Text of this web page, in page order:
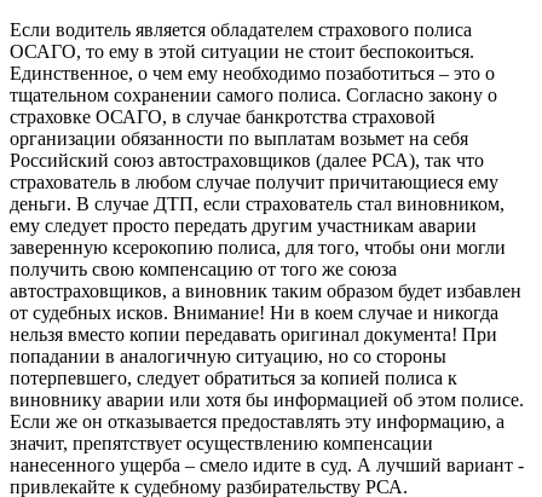
Если водитель является обладателем страхового полиса
ОСАГО, то ему в этой ситуации не стоит беспокоиться.
Единственное, о чем ему необходимо позаботиться – это о
тщательном сохранении самого полиса. Согласно закону о
страховке ОСАГО, в случае банкротства страховой
организации обязанности по выплатам возьмет на себя
Российский союз автостраховщиков (далее РСА), так что
страхователь в любом случае получит причитающиеся ему
деньги. В случае ДТП, если страхователь стал виновником,
ему следует просто передать другим участникам аварии
заверенную ксерокопию полиса, для того, чтобы они могли
получить свою компенсацию от того же союза
автостраховщиков, а виновник таким образом будет избавлен
от судебных исков. Внимание! Ни в коем случае и никогда
нельзя вместо копии передавать оригинал документа! При
попадании в аналогичную ситуацию, но со стороны
потерпевшего, следует обратиться за копией полиса к
виновнику аварии или хотя бы информацией об этом полисе.
Если же он отказывается предоставлять эту информацию, а
значит, препятствует осуществлению компенсации
нанесенного ущерба – смело идите в суд. А лучший вариант -
привлекайте к судебному разбирательству РСА.